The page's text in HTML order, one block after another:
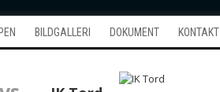
BILDGALLERI DOKUMENT KONTAKT